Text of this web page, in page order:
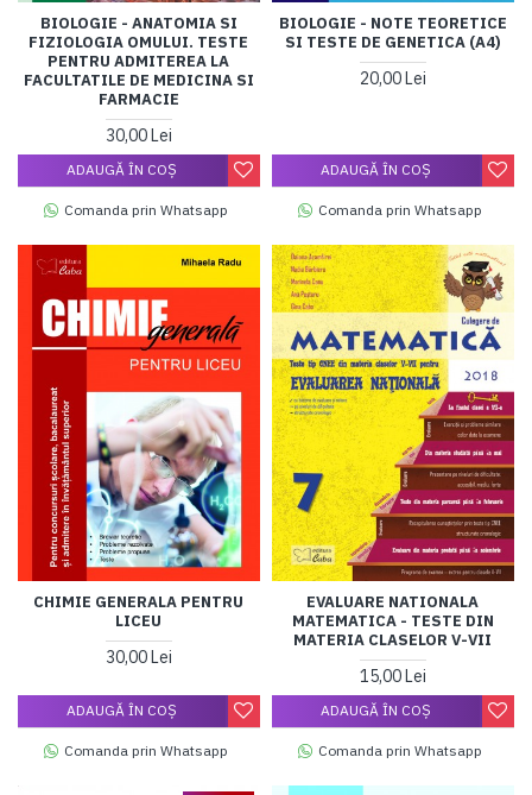
BIOLOGIE - ANATOMIA SI
FIZIOLOGIA OMULUI. TESTE
PENTRU ADMITEREA LA
FACULTATILE DE MEDICINA SI
FARMACIE
30,00 Lei
ADAUGĂ ÎN COŞ
Comanda prin Whatsapp
BIOLOGIE - NOTE TEORETICE
SI TESTE DE GENETICA (A4)
20,00 Lei
ADAUGĂ ÎN COŞ
Comanda prin Whatsapp
CHIMIE GENERALA PENTRU
LICEU
30,00 Lei
ADAUGĂ ÎN COŞ
Comanda prin Whatsapp
EVALUARE NATIONALA
MATEMATICA - TESTE DIN
MATERIA CLASELOR V-VII
15,00 Lei
ADAUGĂ ÎN COŞ
Comanda prin Whatsapp